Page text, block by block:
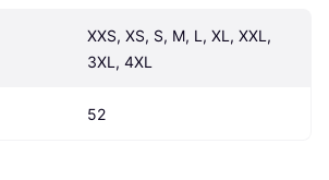
XXS, XS, S, M, L, XL, XXL,
3XL, 4XL
52